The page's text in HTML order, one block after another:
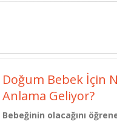
Siz Bebeğinizi
Emzirirken, O Neler
Hissediyor ?